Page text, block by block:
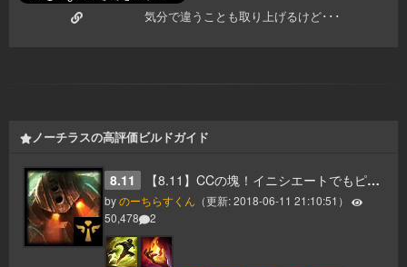
気分で違うことも取り上げるけど･･･
ノーチラスの高評価ビルドガイド
8.11 【8.11】CCの塊！イニシエートでもピールでもなんでもござれ！
byのーちらすくん （更新:2018-06-11 21:10:51 ）
50,478
2